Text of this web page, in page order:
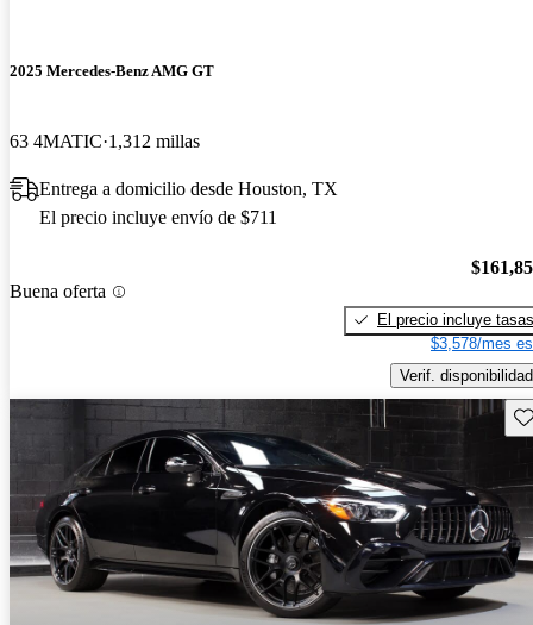
2025 Mercedes-Benz AMG GT
63 4MATIC 1,312 millas
Entrega a domicilio desde Houston, TX
El precio incluye envío de $711
Buena oferta
El precio incluye tasas
$3,578/mes
Verif. disponibilidad